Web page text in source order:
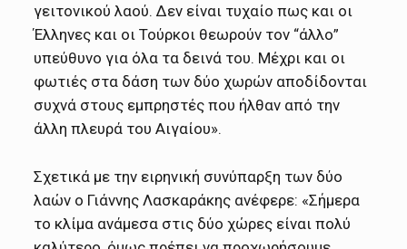
γειτονικού λαού. Δεν είναι τυχαίο πως και οι
Έλληνες και οι Τούρκοι θεωρούν τον “άλλο”
υπεύθυνο για όλα τα δεινά του. Μέχρι και οι
φωτιές στα δάση των δύο χωρών αποδίδονται
συχνά στους εμπρηστές που ήλθαν από την
άλλη πλευρά του Αιγαίου».
Σχετικά με την ειρηνική συνύπαρξη των δύο
λαών ο Γιάννης Λασκαράκης ανέφερε: «Σήμερα
το κλίμα ανάμεσα στις δύο χώρες είναι πολύ